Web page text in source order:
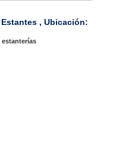
, Ubicación:
estanterías